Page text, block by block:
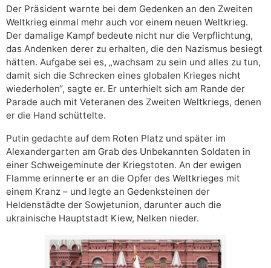
Der Präsident warnte bei dem Gedenken an den Zweiten
Weltkrieg einmal mehr auch vor einem neuen Weltkrieg.
Der damalige Kampf bedeute nicht nur die Verpflichtung,
das Andenken derer zu erhalten, die den Nazismus besiegt
hätten. Aufgabe sei es, „wachsam zu sein und alles zu tun,
damit sich die Schrecken eines globalen Krieges nicht
wiederholen“, sagte er. Er unterhielt sich am Rande der
Parade auch mit Veteranen des Zweiten Weltkriegs, denen
er die Hand schüttelte.
Putin gedachte auf dem Roten Platz und später im
Alexandergarten am Grab des Unbekannten Soldaten in
einer Schweigeminute der Kriegstoten. An der ewigen
Flamme erinnerte er an die Opfer des Weltkrieges mit
einem Kranz – und legte an Gedenksteinen der
Heldenstädte der Sowjetunion, darunter auch die
ukrainische Hauptstadt Kiew, Nelken nieder.